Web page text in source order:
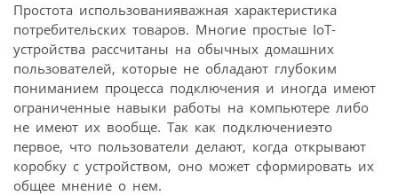
Простота использованияважная характеристика
потребительских товаров. Многие простые IoT-
устройства рассчитаны на обычных домашних
пользователей, которые не обладают глубоким
пониманием процесса подключения и иногда имеют
ограниченные навыки работы на компьютере либо
не имеют их вообще. Так как подключениеэто
первое, что пользователи делают, когда открывают
коробку с устройством, оно может сформировать их
общее мнение о нем.